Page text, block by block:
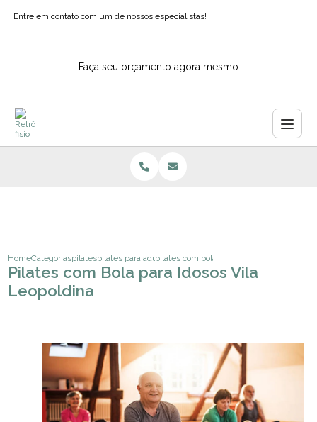
Entre em contato com um de nossos especialistas!
Faça seu orçamento agora mesmo
HomeCategoriaspilatespilates para adultospilates com bola para idosos vila leopoldina
Pilates com Bola para Idosos Vila
Leopoldina